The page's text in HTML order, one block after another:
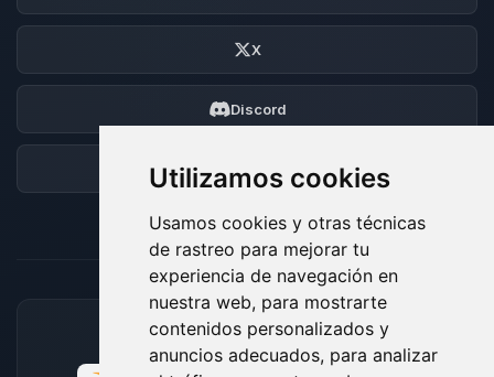
Utilizamos cookies
Usamos cookies y otras técnicas
de rastreo para mejorar tu
experiencia de navegación en
nuestra web, para mostrarte
contenidos personalizados y
anuncios adecuados, para analizar
X
Discord
Foro
MÉTODOS DE PAGO ACEPTADOS